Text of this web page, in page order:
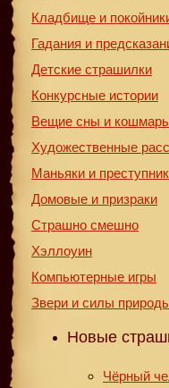
Кладбище и
Гадания и
Детские страшилки
Конкурсные истории
Вещие сны и
Художественные
Маньяки и
Домовые и призраки
Страшно смешно
Хэллоуин
Компьютерные игры
Звери и силы
Новые
Чёрный